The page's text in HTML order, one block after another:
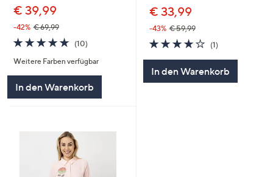
€ 39,99
-42% € 69,99
4.7
von
5
(10)10
Weitere Farben verfügbar
In den Warenkorb
€ 33,99
-43% € 59,99
4.0
von
(1)1
In den Warenkorb